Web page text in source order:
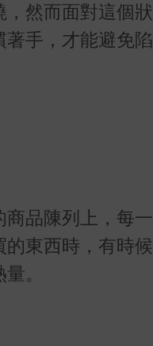
然而面對這個狀
手，才能避免陷
品陳列上，每一
東西時，有時候
。